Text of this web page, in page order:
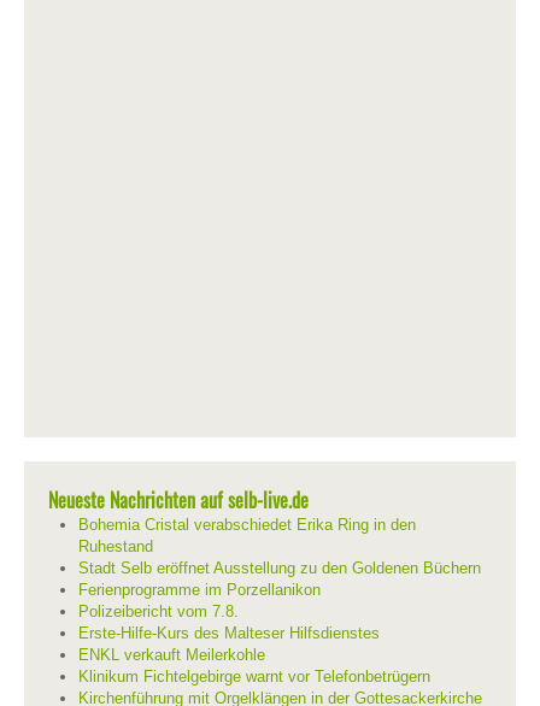
Neueste Nachrichten auf selb-live.de
Bohemia Cristal verabschiedet Erika Ring in den
Ruhestand
Stadt Selb eröffnet Ausstellung zu den Goldenen Büchern
Ferienprogramme im Porzellanikon
Polizeibericht vom 7.8.
Erste-Hilfe-Kurs des Malteser Hilfsdienstes
ENKL verkauft Meilerkohle
Klinikum Fichtelgebirge warnt vor Telefonbetrügern
Kirchenführung mit Orgelklängen in der Gottesackerkirche